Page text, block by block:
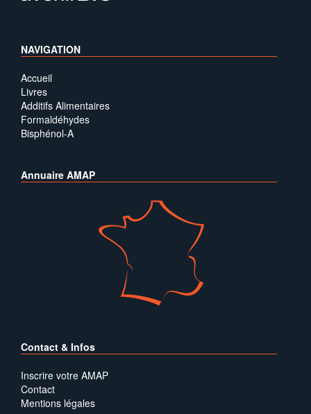
NAVIGATION
Accueil
Livres
Additifs Alimentaires
Formaldéhydes
Bisphénol-A
Annuaire AMAP
Contact & Infos
Inscrire votre AMAP
Contact
Mentions légales